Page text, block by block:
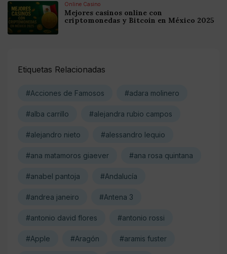
Online Casino
Mejores casinos online con
criptomonedas y Bitcoin en México 2025
Etiquetas Relacionadas
#Acciones de Famosos #adara molinero
#alba carrillo #alejandra rubio campos
#alejandro nieto #alessandro lequio
#ana matamoros giaever #ana rosa quintana
#anabel pantoja #Andalucía
#andrea janeiro #Antena 3
#antonio david flores #antonio rossi
#Apple #Aragón #aramis fuster